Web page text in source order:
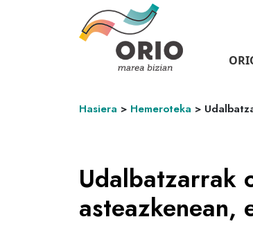
Hasiera > Hemeroteka >
Udalbatzarrak
asteazkenean,